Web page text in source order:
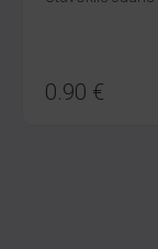
0.90 €